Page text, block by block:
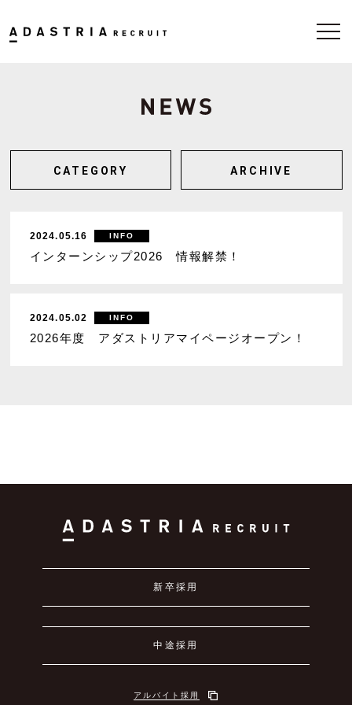
CATEGORY ARCHIVE
2024.05.16 INFO
インターンシップ2026 情報解禁！
2024.05.02 INFO
2026年度 アダストリアマイページオープン！
新卒採用
中途採用
アルバイト採用